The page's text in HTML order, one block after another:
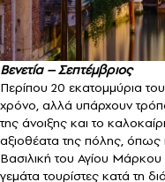
Βενετία – Σεπτέμβριος
Περίπου 20 εκατομμύρια
χρόνο, αλλά υπάρχουν
της άνοιξης και το
αξιοθέατα της πόλης, όπως
Βασιλική του Αγίου Μάρκου
γεμάτα τουρίστες κατά τη